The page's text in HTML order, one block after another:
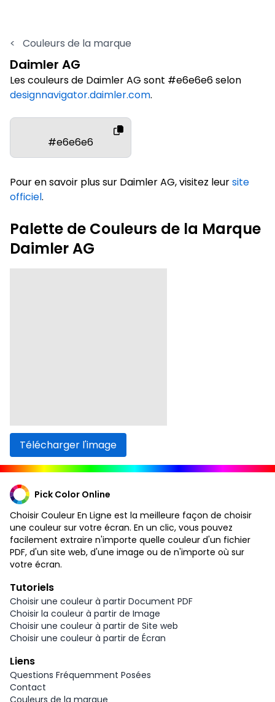
< Couleurs de la marque
Daimler AG
Les couleurs de Daimler AG sont #e6e6e6 selon
designnavigator.daimler.com.
#e6e6e6
Pour en savoir plus sur Daimler AG, visitez leursite
officiel.
Palette de Couleurs de la Marque
Daimler AG
Télécharger l'image
Pick Color Online
Choisir Couleur En Ligne est la meilleure façon de choisir
une couleur sur votre écran. En un clic, vous pouvez
facilement extraire n'importe quelle couleur d'un fichier
PDF, d'un site web, d'une image ou de n'importe où sur
votre écran.
Tutoriels
Choisir une couleur à partir Document PDF
Choisir la couleur à partir de Image
Choisir une couleur à partir de Site web
Choisir une couleur à partir de Écran
Liens
Questions Fréquemment Posées
Contact
Couleurs de la marque